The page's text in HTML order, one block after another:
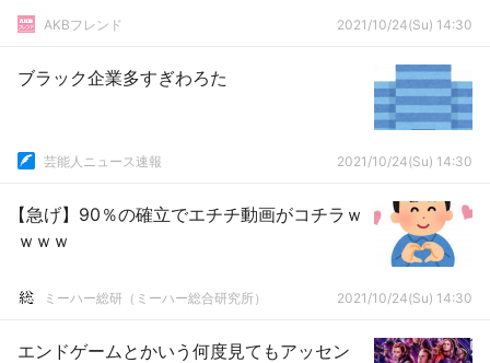
AKBフレンド 2021/10/24(Su) 14:30
ブラック企業多すぎわろた
芸能人ニュース速報 2021/10/24(Su) 14:30
【急げ】90％の確立でエチチ動画がコチラｗ
ｗｗｗ
ミーハー総研（ミーハー総合研究所） 2021/10/24(Su) 14:30
エンドゲームとかいう何度見てもアッセン